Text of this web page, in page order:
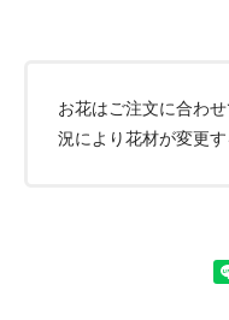
お花はご注文に合わ
況により花材が変更す